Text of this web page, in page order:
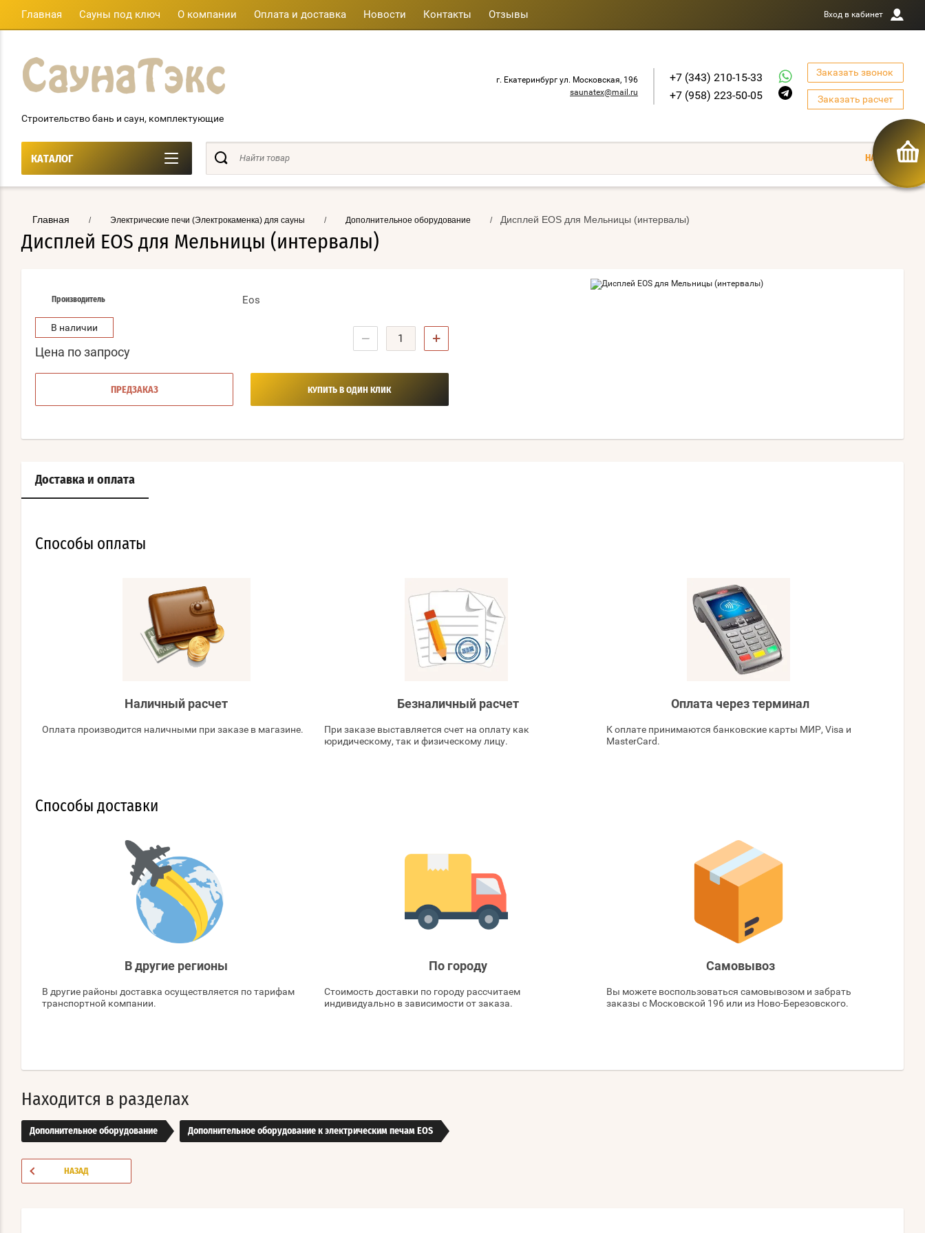
Главная Сауны под ключ О компании Оплата и доставка Новости Контакты Отзывы Вход в кабинет
Строительство бань и саун, комплектующие
г. Екатеринбург ул. Московская, 196
saunatex@mail.ru
+7 (343) 210-15-33
+7 (958) 223-50-05
Заказать звонок
Заказать расчет
КАТАЛОГ
Главная / Электрические печи (Электрокаменка) для сауны / Дополнительное оборудование / Дисплей EOS для Мельницы (интервалы)
Дисплей EOS для Мельницы (интервалы)
Производитель Eos
В наличии
Цена по запросу
− +
ПРЕДЗАКАЗ КУПИТЬ В ОДИН КЛИК
Доставка и оплата
Способы оплаты
Наличный расчет
Оплата производится наличными при заказе в магазине.
Безналичный расчет
При заказе выставляется счет на оплату как
юридическому, так и физическому лицу.
Оплата через терминал
К оплате принимаются банковские карты МИР, Visa и
MasterCard.
Способы доставки
В другие регионы
В другие районы доставка осуществляется по тарифам
транспортной компании.
По городу
Стоимость доставки по городу рассчитаем
индивидуально в зависимости от заказа.
Самовывоз
Вы можете воспользоваться самовывозом и забрать
заказы с Московской 196 или из Ново-Березовского.
Находится в разделах
Дополнительное оборудование Дополнительное оборудование к электрическим печам EOS
НАЗАД